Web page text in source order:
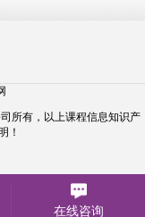
所有，以上课程信息知识产
！
在线咨询